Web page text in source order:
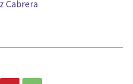
Cabrera